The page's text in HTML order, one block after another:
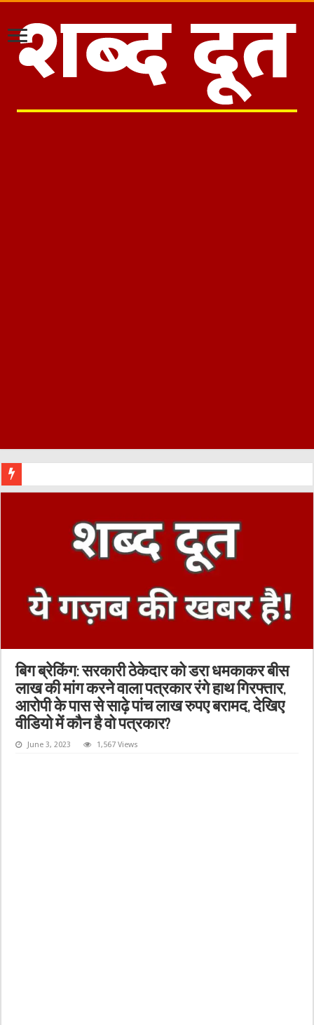
बिग ब्रेकिंग: सरकारी ठेकेदार को डरा धमकाकर बीस
लाख की मांग करने वाला पत्रकार रंगे हाथ गिरफ्तार,
आरोपी के पास से साढ़े पांच लाख रुपए बरामद, देखिए
वीडियो में कौन है वो पत्रकार?
June 3, 2023 1,567 Views